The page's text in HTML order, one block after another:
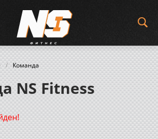
/ Команда
NS Fitness